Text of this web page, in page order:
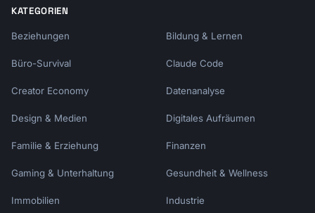
KATEGORIEN
Beziehungen Bildung & Lernen
Büro-Survival Claude Code
Creator Economy Datenanalyse
Design & Medien Digitales Aufräumen
Familie & Erziehung Finanzen
Gaming & Unterhaltung Gesundheit & Wellness
Immobilien Industrie